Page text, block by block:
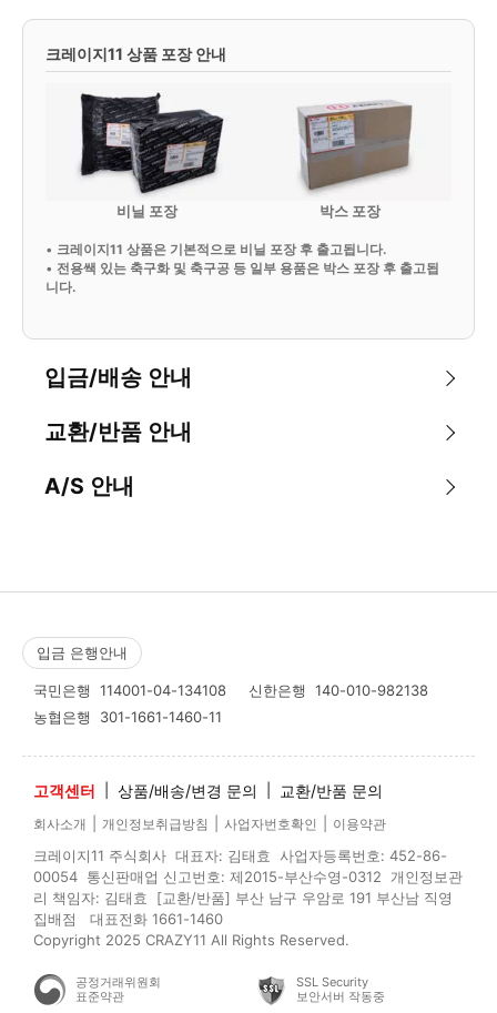
크레이지11 상품 포장 안내
비닐 포장 박스 포장
• 크레이지11 상품은 기본적으로 비닐 포장 후 출고됩니다.
• 전용쌕 있는 축구화 및 축구공 등 일부 용품은 박스 포장 후 출고됩
니다.
입금/배송 안내
교환/반품 안내
A/S 안내
입금 은행안내
국민은행 114001-04-134108 신한은행 140-010-982138
농협은행 301-1661-1460-11
고객센터 상품/배송/변경 문의 교환/반품 문의
회사소개 개인정보취급방침 사업자번호확인 이용약관
크레이지11 주식회사 대표자: 김태효 사업자등록번호: 452-86-
00054 통신판매업 신고번호: 제2015-부산수영-0312 개인정보관
리 책임자: 김태효 [교환/반품] 부산 남구 우암로 191 부산남 직영
집배점 대표전화 1661-1460
Copyright 2025 CRAZY11 All Rights Reserved.
공정거래위원회
표준약관
SSL Security
보안서버 작동중